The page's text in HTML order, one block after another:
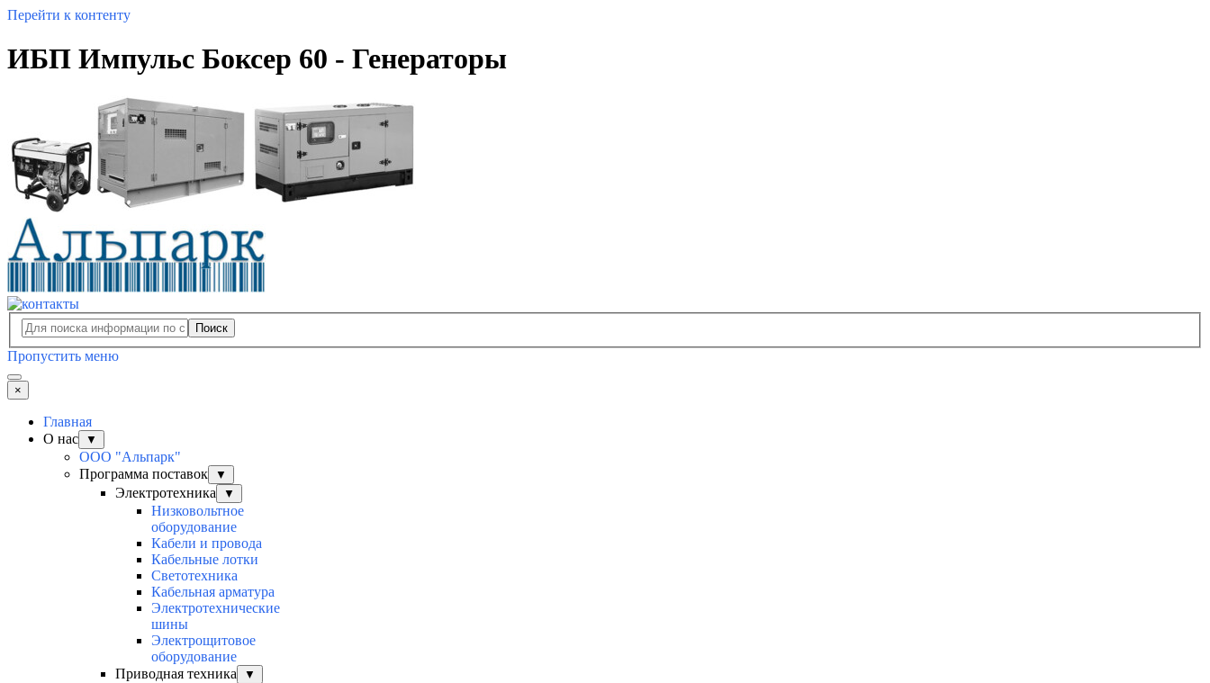
Перейти к контенту
ИБП Импульс Боксер 60 - Генераторы
Поиск
Пропустить меню
×
Главная
О нас
▼
ООО "Альпарк"
Программа поставок
▼
Электротехника ▼
Низковольтное
оборудование
Кабели и провода
Кабельные лотки
Светотехника
Кабельная арматура
Электротехнические
шины
Электрощитовое
оборудование
Приводная техника
▼